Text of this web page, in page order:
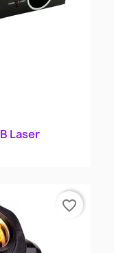
Laser
favorite_border